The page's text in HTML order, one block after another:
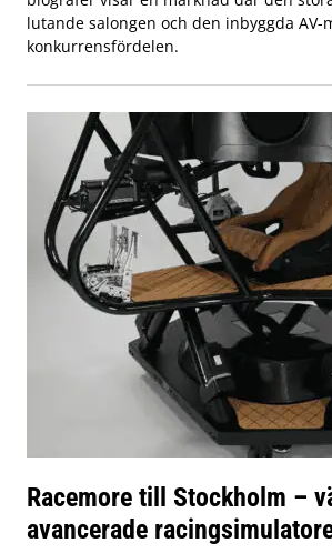
lutande salongen och den inbyggda AV-
konkurrensfördelen.
Racemore till Stockholm –
avancerade